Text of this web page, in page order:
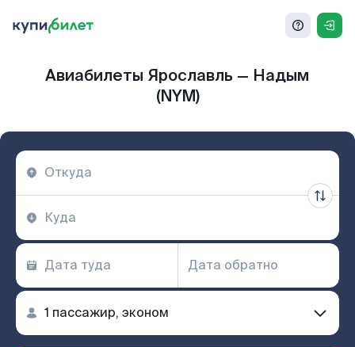
Авиабилеты Ярославль — Надым
(NYM)